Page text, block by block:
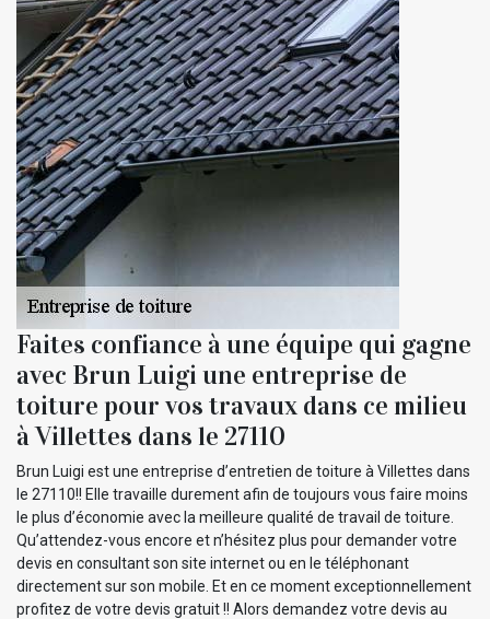
Faites confiance à une équipe qui gagne
avec Brun Luigi une entreprise de
toiture pour vos travaux dans ce milieu
à Villettes dans le 27110
Brun Luigi est une entreprise d’entretien de toiture à Villettes dans
le 27110!! Elle travaille durement afin de toujours vous faire moins
le plus d’économie avec la meilleure qualité de travail de toiture.
Qu’attendez-vous encore et n’hésitez plus pour demander votre
devis en consultant son site internet ou en le téléphonant
directement sur son mobile. Et en ce moment exceptionnellement
profitez de votre devis gratuit !! Alors demandez votre devis au